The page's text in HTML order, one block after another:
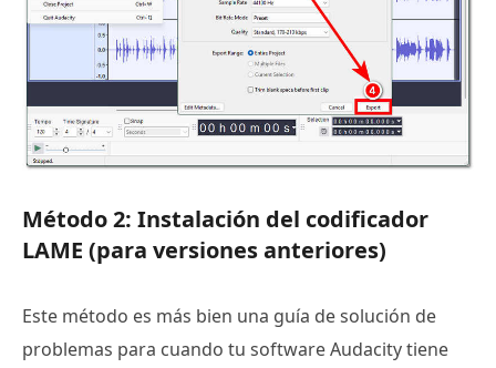
Método 2: Instalación del codificador
LAME (para versiones anteriores)
Este método es más bien una guía de solución de
problemas para cuando tu software Audacity tiene